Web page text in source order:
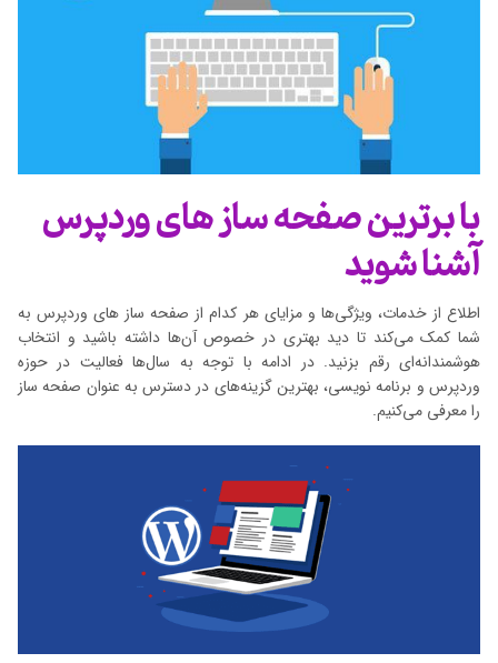
با برترین صفحه ساز های وردپرس
آشنا شوید
اطلاع از خدمات، ویژگی‌ها و مزایای هر کدام از صفحه ساز های وردپرس به
شما کمک می‌کند تا دید بهتری در خصوص آن‌ها داشته باشید و انتخاب
هوشمندانه‌ای رقم بزنید. در ادامه با توجه به سال‌ها فعالیت در حوزه
وردپرس و برنامه نویسی، بهترین گزینه‌های در دسترس به عنوان صفحه ساز
را معرفی می‌کنیم.